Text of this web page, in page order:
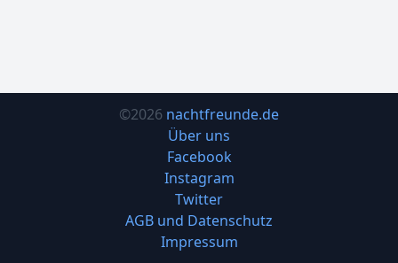
©2026 nachtfreunde.de
Über uns
Facebook
Instagram
Twitter
AGB und Datenschutz
Impressum